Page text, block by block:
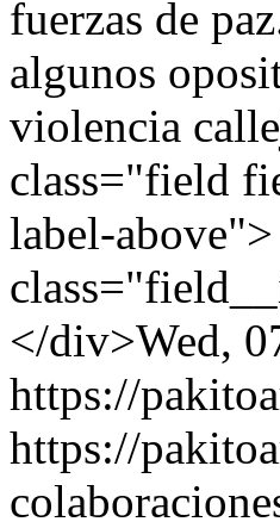
Wed,
https://
https://